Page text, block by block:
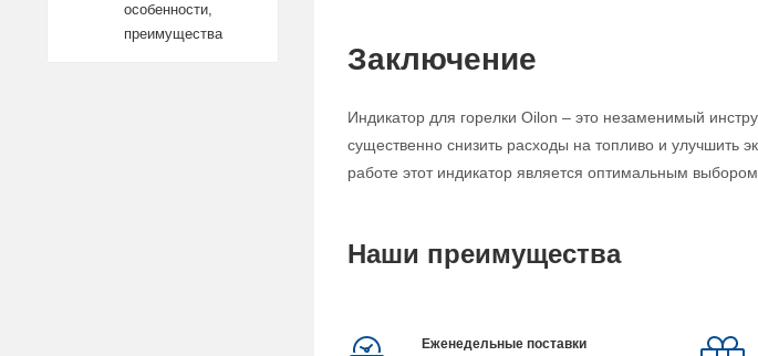
Заключение
Индикатор для горелки Oilon – это незаменимый
существенно снизить расходы на топливо и улучшить
работе этот индикатор является оптимальным
Наши преимущества
Еженедельные поставки
особенности,
преимущества